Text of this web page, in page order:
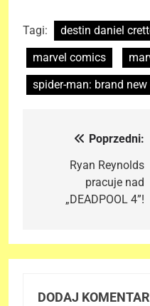
Tagi: destin daniel
marvel comics
spider-man: brand new
Nawigacja
wpisu
Poprzedni:
Ryan Reynolds
pracuje nad
„DEADPOOL 4”!
DODAJ